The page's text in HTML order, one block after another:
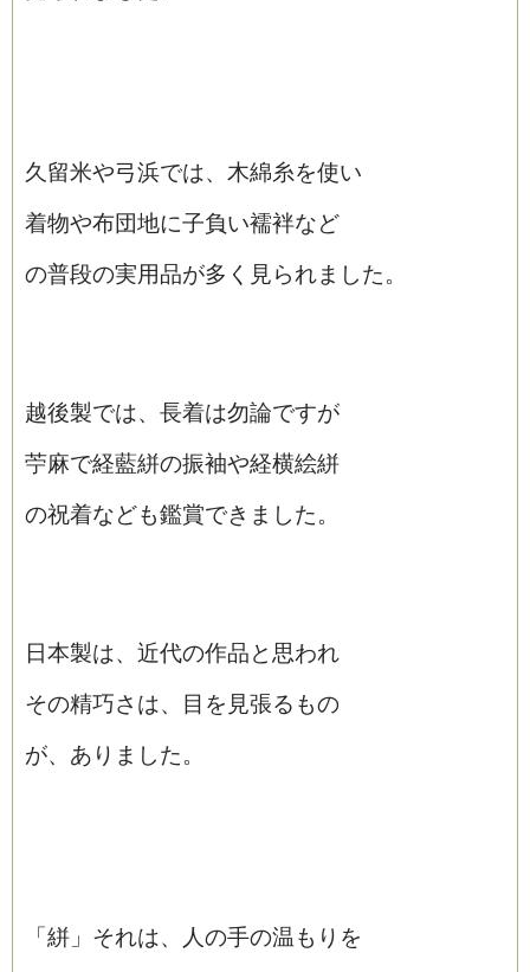
久留米や弓浜では、木綿糸を使い
着物や布団地に子負い襦袢など
の普段の実用品が多く見られました。
越後製では、長着は勿論ですが
苧麻で経藍絣の振袖や経横絵絣
の祝着なども鑑賞できました。
日本製は、近代の作品と思われ
その精巧さは、目を見張るもの
が、ありました。
「絣」それは、人の手の温もりを